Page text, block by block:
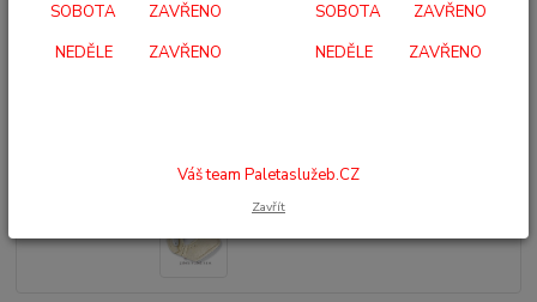
SOBOTA ZAVŘENO SOBOTA ZAVŘENO
NEDĚLE ZAVŘENO NEDĚLE ZAVŘENO
Váš team Paletaslužeb.CZ
Zavřít